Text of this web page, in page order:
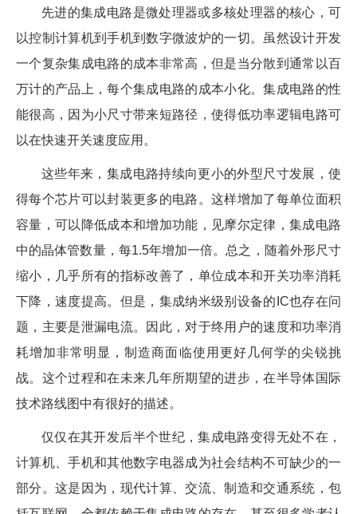
先进的集成电路是微处理器或多核处理器的核心，可
以控制计算机到手机到数字微波炉的一切。虽然设计开发
一个复杂集成电路的成本非常高，但是当分散到通常以百
万计的产品上，每个集成电路的成本小化。集成电路的性
能很高，因为小尺寸带来短路径，使得低功率逻辑电路可
以在快速开关速度应用。
这些年来，集成电路持续向更小的外型尺寸发展，使
得每个芯片可以封装更多的电路。这样增加了每单位面积
容量，可以降低成本和增加功能，见摩尔定律，集成电路
中的晶体管数量，每1.5年增加一倍。总之，随着外形尺寸
缩小，几乎所有的指标改善了，单位成本和开关功率消耗
下降，速度提高。但是，集成纳米级别设备的IC也存在问
题，主要是泄漏电流。因此，对于终用户的速度和功率消
耗增加非常明显，制造商面临使用更好几何学的尖锐挑
战。这个过程和在未来几年所期望的进步，在半导体国际
技术路线图中有很好的描述。
仅仅在其开发后半个世纪，集成电路变得无处不在，
计算机、手机和其他数字电器成为社会结构不可缺少的一
部分。这是因为，现代计算、交流、制造和交通系统，包